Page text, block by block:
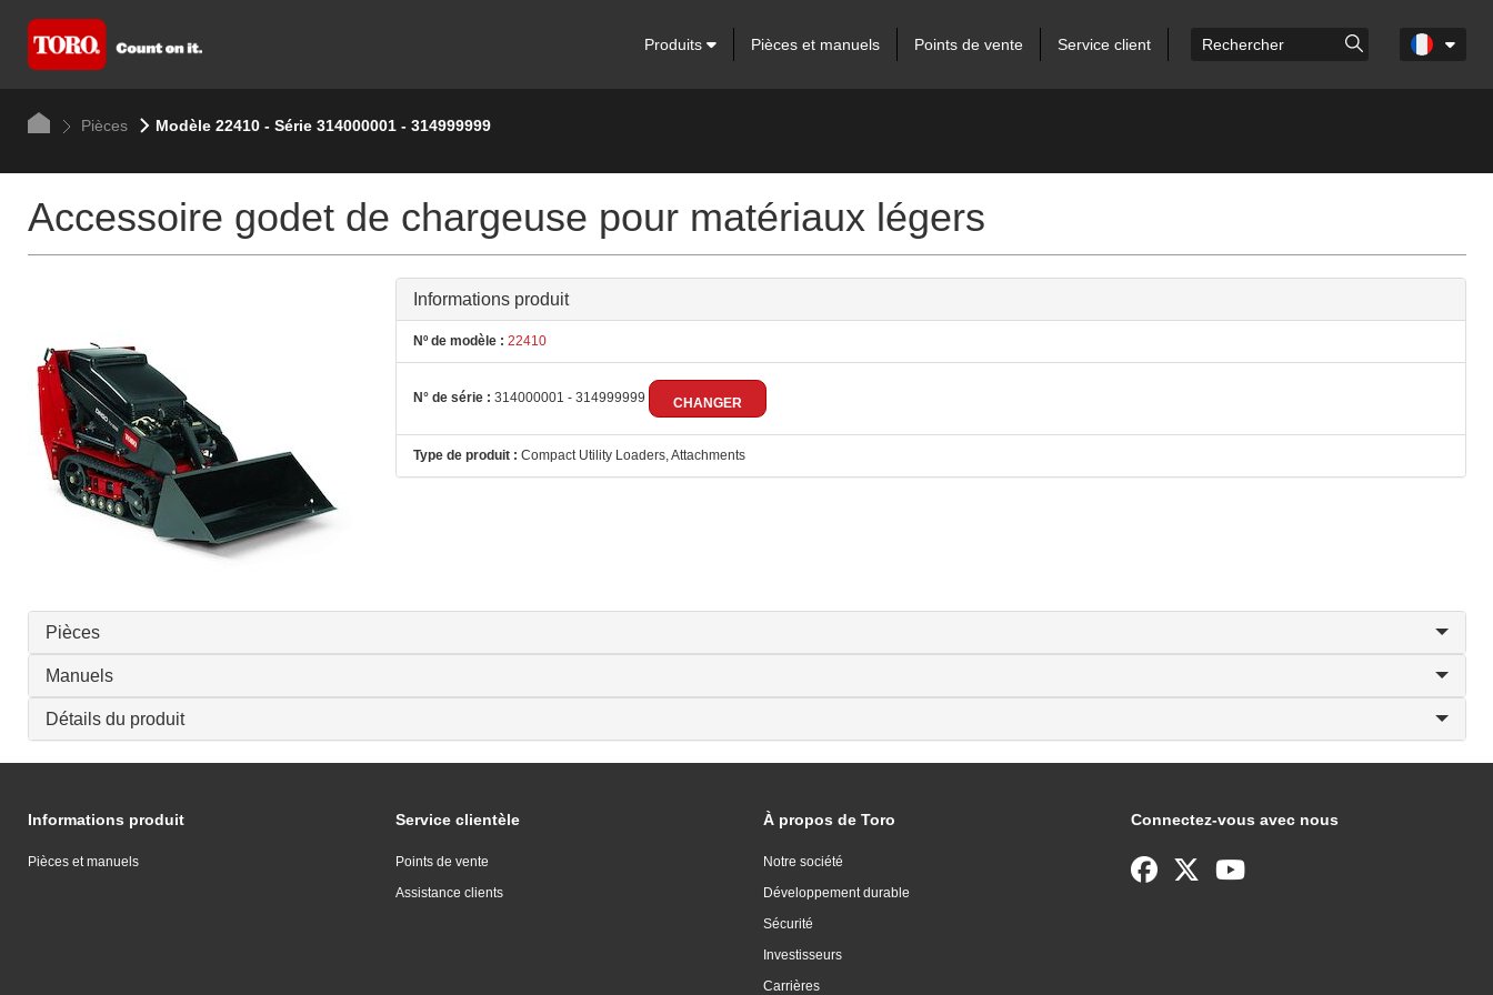
Produits Pièces et manuels Points de vente Service client
Pièces Modèle 22410 - Série 314000001 - 314999999
Accessoire godet de chargeuse pour matériaux légers
Informations produit
Nº de modèle : 22410
N° de série : 314000001 - 314999999 CHANGER
Type de produit : Compact Utility Loaders, Attachments
Pièces
Manuels
Détails du produit
Informations produit
Pièces et manuels
Service clientèle
Points de vente
Assistance clients
À propos de Toro
Notre société
Développement durable
Sécurité
Investisseurs
Carrières
Connectez-vous avec nous